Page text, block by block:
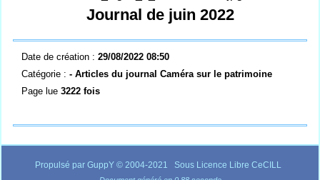
Journal de juin 2022
Date de création : 29/08/2022 08:50
Catégorie : - Articles du journal Caméra sur le patrimoine
Page lue 3222 fois
Propulsé par GuppY © 2004-2021 Sous Licence Libre CeCILL